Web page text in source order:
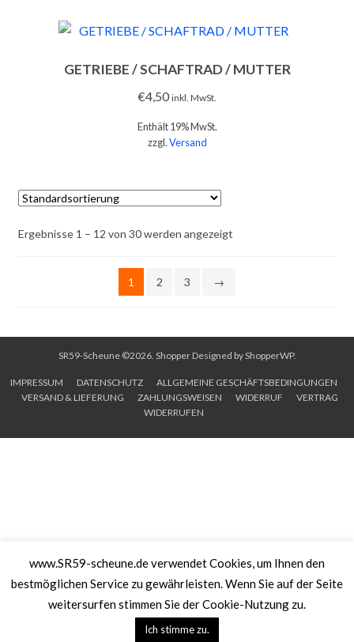
IN DEN WARENKORB
GETRIEBE / SCHAFTRAD / MUTTER
€4,50 inkl. MwSt.
Enthält 19% MwSt.
zzgl.Versand
Ergebnisse 1 – 12 von 30 werden angezeigt
1 2 3 →
SR59-Scheune ©2026. ShopperDesigned byShopperWP.
IMPRESSUM DATENSCHUTZ
ALLGEMEINE GESCHÄFTSBEDINGUNGEN
VERSAND & LIEFERUNG
ZAHLUNGSWEISEN WIDERRUF
VERTRAG
WIDERRUFEN
www.SR59-scheune.de verwendet Cookies, um Ihnen den
bestmöglichen Service zu gewährleisten. Wenn Sie auf der Seite
weitersurfen stimmen Sie der Cookie-Nutzung zu.
Ich stimme zu.